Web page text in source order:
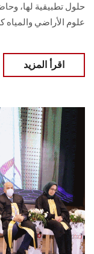
حلول تطبيقية لها،
علوم الأراضي والمياه
اقرأ المزيد